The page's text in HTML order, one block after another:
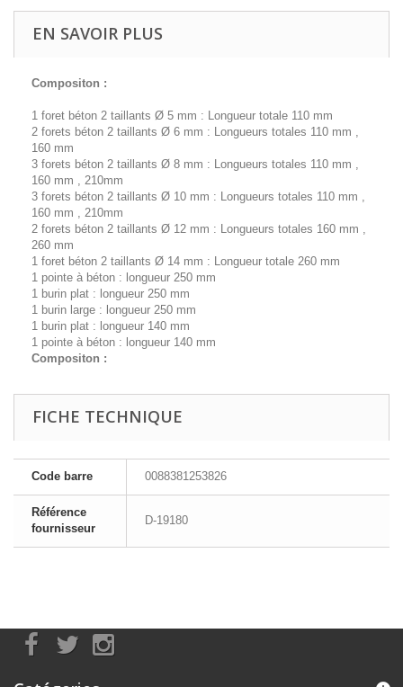
EN SAVOIR PLUS
Compositon :
1 foret béton 2 taillants Ø 5 mm : Longueur totale 110 mm
2 forets béton 2 taillants Ø 6 mm : Longueurs totales 110 mm ,
160 mm
3 forets béton 2 taillants Ø 8 mm : Longueurs totales 110 mm ,
160 mm , 210mm
3 forets béton 2 taillants Ø 10 mm : Longueurs totales 110 mm ,
160 mm , 210mm
2 forets béton 2 taillants Ø 12 mm : Longueurs totales 160 mm ,
260 mm
1 foret béton 2 taillants Ø 14 mm : Longueur totale 260 mm
1 pointe à béton : longueur 250 mm
1 burin plat : longueur 250 mm
1 burin large : longueur 250 mm
1 burin plat : longueur 140 mm
1 pointe à béton : longueur 140 mm
Compositon :
FICHE TECHNIQUE
Code barre 0088381253826
Référence
fournisseur
D-19180